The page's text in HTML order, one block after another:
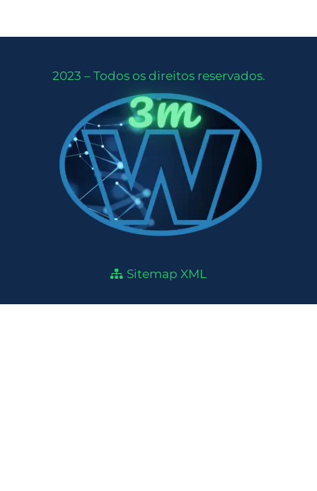
2023 – Todos os direitos reservados.
Sitemap XML